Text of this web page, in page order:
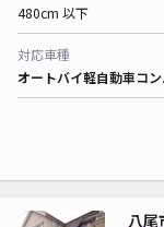
480cm 以下
対応車種
オートバイ軽自動車コ
八